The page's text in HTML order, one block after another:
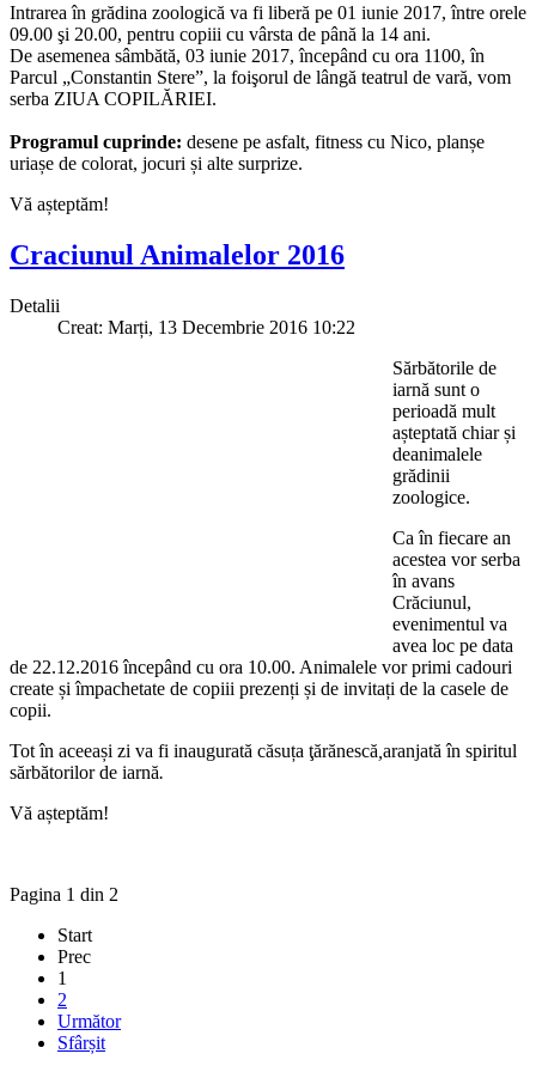
Intrarea în grădina zoologică va fi liberă pe 01 iunie 2017, între orele
09.00 şi 20.00, pentru copiii cu vârsta de până la 14 ani.
De asemenea sâmbătă, 03 iunie 2017, începând cu ora 1100, în
Parcul „Constantin Stere”, la foişorul de lângă teatrul de vară, vom
serba ZIUA COPILĂRIEI.
Programul cuprinde: desene pe asfalt, fitness cu Nico, planșe
uriașe de colorat, jocuri și alte surprize.
Vă așteptăm!
Craciunul Animalelor 2016
Detalii
Creat: Marți, 13 Decembrie 2016 10:22
Sărbătorile de
iarnă sunt o
perioadă mult
așteptată chiar și
deanimalele
grădinii
zoologice.
Ca în fiecare an
acestea vor serba
în avans
Crăciunul,
evenimentul va
avea loc pe data
de 22.12.2016 începând cu ora 10.00. Animalele vor primi cadouri
create și împachetate de copiii prezenți și de invitați de la casele de
copii.
Tot în aceeași zi va fi inaugurată căsuța ţărănescă aranjatăîn spiritul
sărbătorilor de iarnă.
Vă așteptăm!
Pagina 1 din 2
Start
Prec
1
2
Următor
Sfârșit